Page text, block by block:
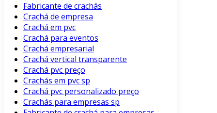
Fabricante de crachás
Crachá de empresa
Crachá em pvc
Crachá para eventos
Crachá empresarial
Crachá vertical transparente
Crachá pvc preço
Crachás em pvc sp
Crachá pvc personalizado preço
Crachás para empresas sp